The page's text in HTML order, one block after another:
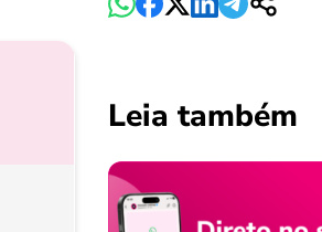
Leia também